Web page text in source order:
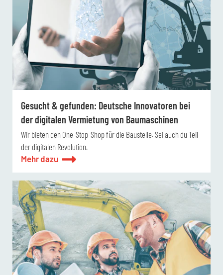
Gesucht & gefunden: Deutsche Innovatoren bei
der digitalen Vermietung von Baumaschinen
Wir bieten den One-Stop-Shop für die Baustelle. Sei auch du Teil
der digitalen Revolution.
Mehr dazu